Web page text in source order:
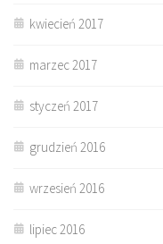
kwiecień 2017
marzec 2017
styczeń 2017
grudzień 2016
wrzesień 2016
lipiec 2016